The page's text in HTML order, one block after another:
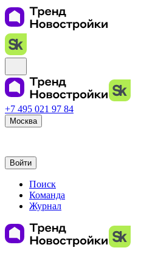
+7 495 021 97 84
Москва
Войти
Поиск
Команда
Журнал